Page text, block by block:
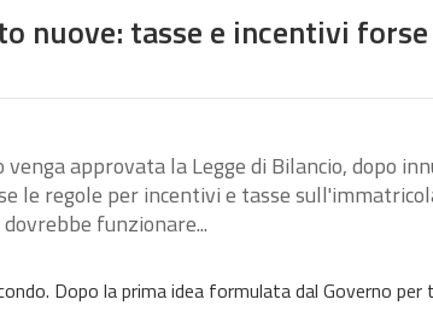
nuove: tasse e incentivi
approvata la Legge di Bilancio, dopo
le regole per incentivi e tasse
funzionare...
Dopo la prima idea formulata dal Governo